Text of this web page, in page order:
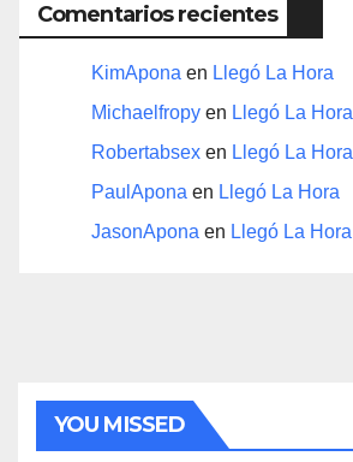
Comentarios recientes
KimApona en Llegó La Hora
Michaelfropy en Llegó La Hora
Robertabsex en Llegó La Hora
PaulApona en Llegó La Hora
JasonApona en Llegó La Hora
YOU MISSED